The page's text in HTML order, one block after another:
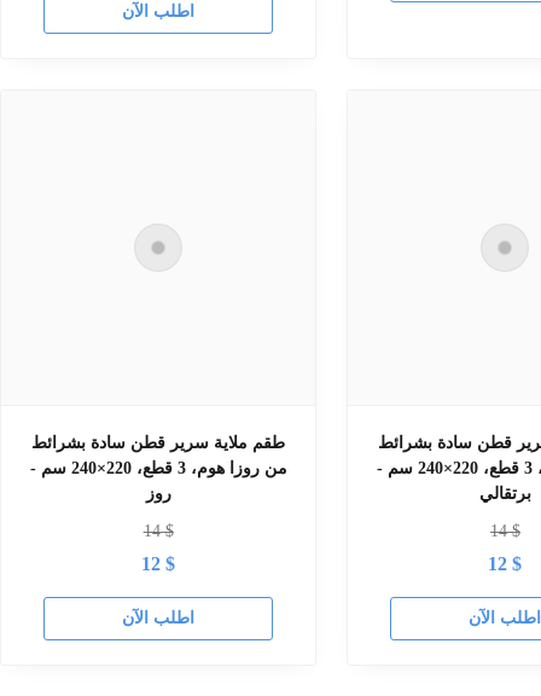
اطلب الآن
طقم ملاية سرير قطن سادة بشرائط
من روزا هوم، 3 قطع، 220×240 سم -
روز
14$
12 $
اطلب الآن
قطن سادة بشرائط
من روزا هوم، 3 قطع، 220×240 سم -
برتقالي
14$
12 $
اطلب الآن